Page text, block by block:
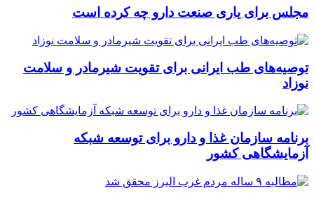
مجلس برای یاری صنعت دارو چه کرده است
توصیه‌های طب ایرانی برای تقویت شیرمادر و سلامت
نوزاد
برنامه سازمان غذا و دارو برای توسعه شبکه
آزمایشگاهی کشور